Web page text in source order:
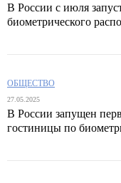
В России с июля
биометрического
ОБЩЕСТВО
27.05.2025
В России запущен
гостиницы по